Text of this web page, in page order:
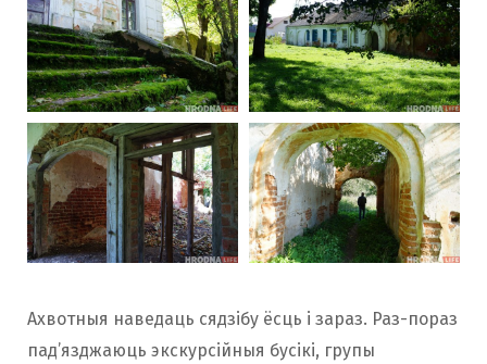
Ахвотныя наведаць сядзібу ёсць і зараз. Раз-пораз
пад’язджаюць экскурсійныя бусікі, групы